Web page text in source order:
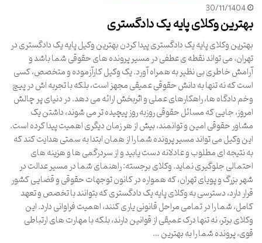
30/11/1404
بهترین وکلای پایه یک دادگستری
بهترین وکلای پایه یک دادگستری پیدا کردن بهترین وکیل پایه یک دادگستری در
تهران، می تواند نقطه ی عطفی در مسیر پرونده های حقوقی شما باشد و
آرامش خاطری بی نظیر به همراه آورد. یک وکیل کارآزموده و متخصص، کسی
است که نه تنها به دانش حقوقی عمیقی مجهز است، بلکه با تجربه اش در پیچ
وخم دادگاه ها، راهکارهای عملی و اثربخش ارائه می دهد. در دنیای پر چالش
امروز، جایی که مسائل حقوقی روزبه روز پیچیده تر می شوند، داشتن یک
مشاور حقوقی امین و توانمند، بیش از هر زمان دیگری اهمیت پیدا کرده است.
این وکیل می تواند مسیر پرونده شما را از همان ابتدا به سمتی هدایت کند که
به نتیجه ای مطلوب و عادلانه دست یابید و از سردرگمی ها و هزینه های
احتمالی جلوگیری نماید. وکلای برجسته: راهنمای شما در مسیر عدالت در
شهر بزرگ و پویای تهران، که همواره در کانون توجهات حقوقی و قضایی کشور
قرار دارد، دسترسی به وکلای پایه یک دادگستری که بتوانند با تخصص و تعهد
کامل، شما را در تمامی مراحل قانونی یاری کنند، اهمیت فراوانی دارد. این
وکلای برتر، نه تنها درک عمیقی از قوانین دارند، بلکه با مهارت های ارتباطی
قوی، پرونده شما را به بهترین …